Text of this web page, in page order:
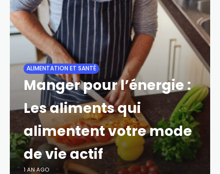
ALIMENTATION ET SANTÉ
Manger pour l’énergie :
Les aliments qui
alimentent votre mode
de vie actif
1 AN AGO